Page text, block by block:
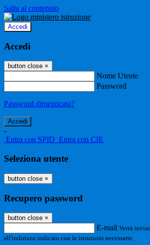
Salta al contenuto
Accedi
Accedi
button close ×
Nome Utente
Password
Password dimenticata?
-
Entra con SPID Entra con CIE
Seleziona utente
button close ×
Recupero password
button close ×
E-mail Verrà
all'indirizzo indicato con le istruzioni necessarie.